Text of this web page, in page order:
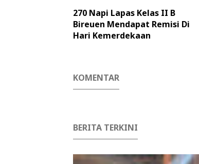
270 Napi Lapas Kelas II B
Bireuen Mendapat Remisi Di
Hari Kemerdekaan
KOMENTAR
BERITA TERKINI